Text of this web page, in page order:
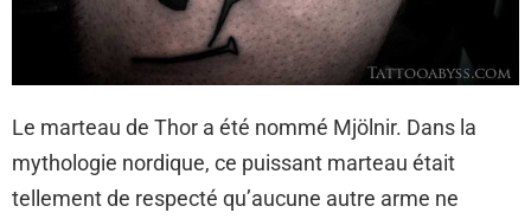
Le marteau de Thor a été nommé Mjölnir. Dans la
mythologie nordique, ce puissant marteau était
tellement de respecté qu’aucune autre arme ne